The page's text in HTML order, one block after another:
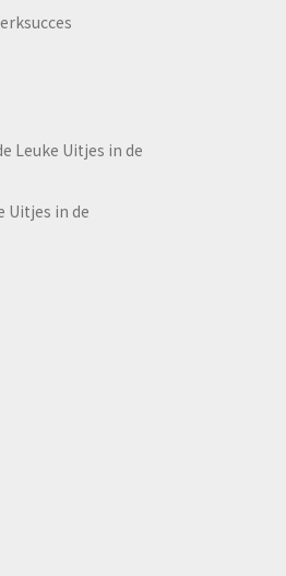
Leuke Uitjes in de
Uitjes in de